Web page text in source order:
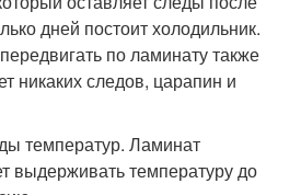
дней постоит холодильник.
по ламинату также
никаких следов, царапин и
температур. Ламинат
выдерживать температуру до